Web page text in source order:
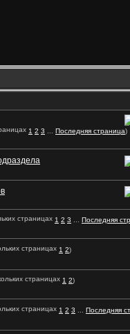
1 2 3 Последняя страница)
1 2 3
Последняя
1 2)
1 2)
1 2 3
Последняя